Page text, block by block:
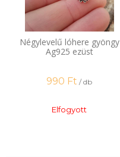
Négylevelű lóhere gyöngy
Ag925 ezüst
990 Ft / db
Elfogyott